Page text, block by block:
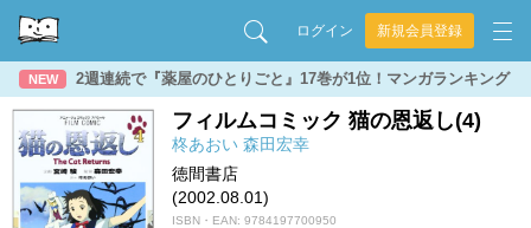
ログイン 新規会員登録
NEW 2週連続で『薬屋のひとりごと』17巻が1位！マンガランキング
フィルムコミック 猫の恩返し(4)
柊あおい 森田宏幸
徳間書店
(2002.08.01)
ISBN・EAN: 9784197700950